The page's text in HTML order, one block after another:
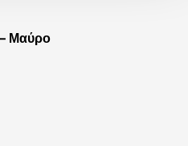
– Μαύρο